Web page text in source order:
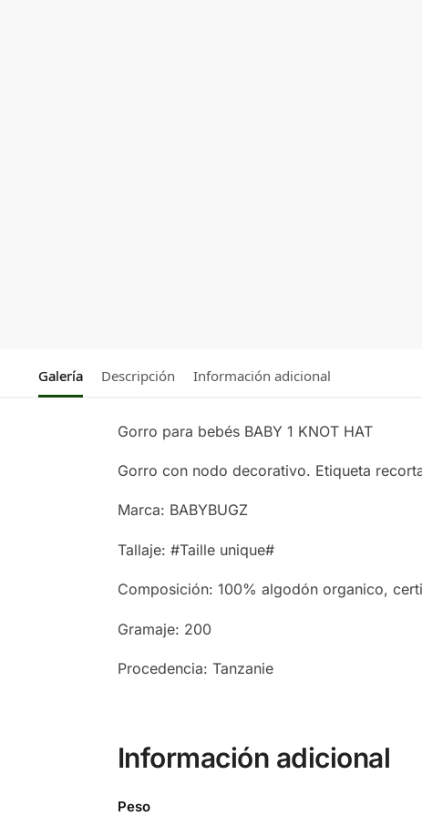
Galería Descripción Información adicional
Gorro para bebés BABY 1 KNOT HAT
Gorro con nodo decorativo. Etiqueta
Marca: BABYBUGZ
Tallaje: #Taille unique#
Composición: 100% algodón organico,
Gramaje: 200
Procedencia: Tanzanie
Información adicional
Peso